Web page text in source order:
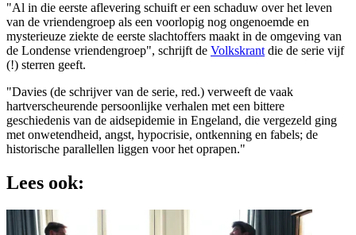
"Al in die eerste aflevering schuift er een schaduw over het leven
van de vriendengroep als een voorlopig nog ongenoemde en
mysterieuze ziekte de eerste slachtoffers maakt in de omgeving van
de Londense vriendengroep", schrijft de Volkskrant die de serie vijf
(!) sterren geeft.
"Davies (de schrijver van de serie, red.) verweeft de vaak
hartverscheurende persoonlijke verhalen met een bittere
geschiedenis van de aidsepidemie in Engeland, die vergezeld ging
met onwetendheid, angst, hypocrisie, ontkenning en fabels; de
historische parallellen liggen voor het oprapen."
Lees ook: